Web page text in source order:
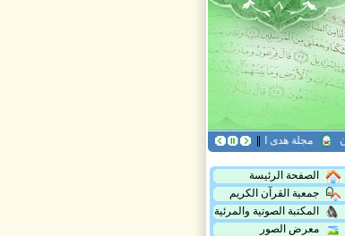
مجلة هدى القرآن العدد التاسع عشر
الصفحة الرئيسة
جمعية القرآن الكريم
المكتبة الصوتية والمرئية
معرض الصور